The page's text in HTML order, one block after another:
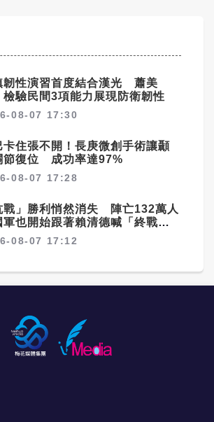
韌性演習首度結合漢光 蕭美
檢驗民間3項能力展現防衛韌性
08-07 17:30
卡住張不開！長庚微創手術讓顳
節復位 成功率達97%
08-07 17:28
戰」勝利悄然消失 陣亡132萬人
軍也開始跟著賴清德喊「終戰」
08-07 17:12